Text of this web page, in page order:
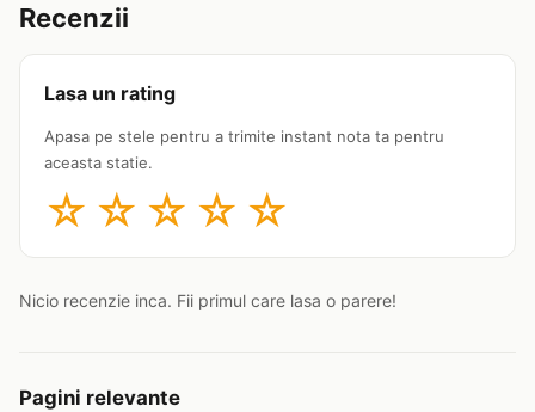
Recenzii
Lasa un rating
Apasa pe stele pentru a trimite instant nota ta pentru
aceasta statie.
☆ ☆ ☆ ☆ ☆
Nicio recenzie inca. Fii primul care lasa o parere!
Pagini relevante